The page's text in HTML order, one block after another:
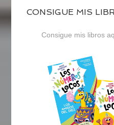
CONSIGUE MIS
Consigue mis libros